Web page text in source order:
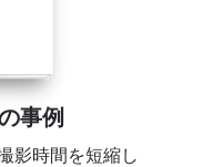
事例
影時間を短縮し